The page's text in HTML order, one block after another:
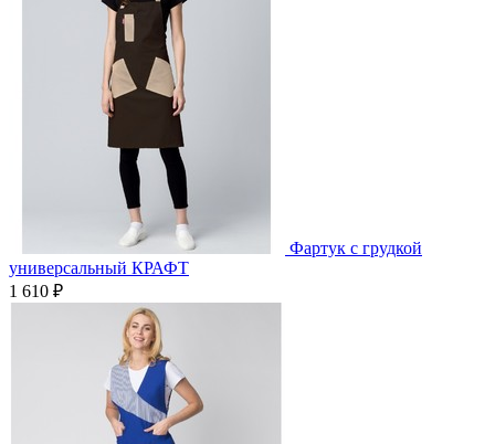
Фартук с грудкой
универсальный КРАФТ
1 610 ₽